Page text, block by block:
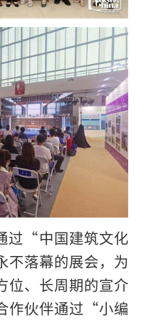
过“中国建筑文化
落幕的展会，为
位、长周期的宣介
作伙伴通过“小编